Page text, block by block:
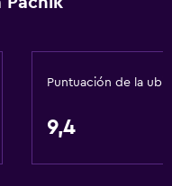
Puntuación de la
9,4